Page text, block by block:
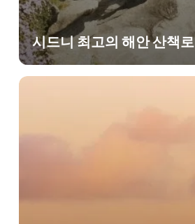
시드니 최고의 해안 산책로